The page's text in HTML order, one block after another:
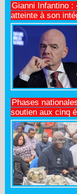
Gianni Infantino :
atteinte à son
Phases
soutien aux cinq